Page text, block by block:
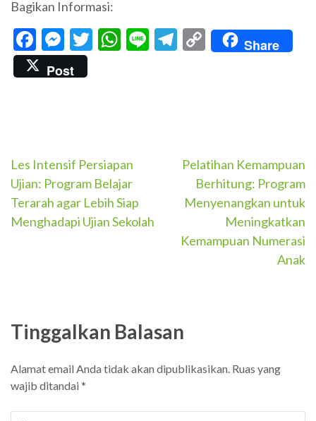
Bagikan Informasi:
Facebook
Messenger
Twitter
WhatsApp
LineTelegram
Copy
Link
Share
Post
Navigasi
pos
Les Intensif Persiapan
Ujian: Program Belajar
Terarah agar Lebih Siap
Menghadapi Ujian Sekolah
Pelatihan Kemampuan
Berhitung: Program
Menyenangkan untuk
Meningkatkan
Kemampuan Numerasi
Anak
Tinggalkan Balasan
Alamat email Anda tidak akan dipublikasikan. Ruas yang
wajib ditandai *